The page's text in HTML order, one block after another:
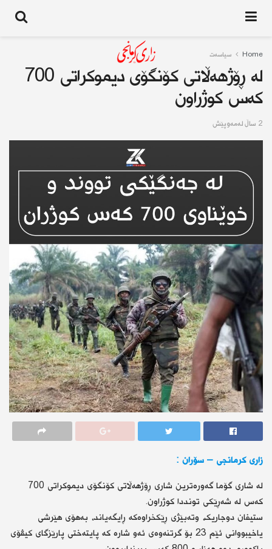
Home سیاسەت
لە ڕۆژهەڵاتی کۆنگۆی دیموکراتی 700
کەس کوژراون
2 ساڵ له‌مه‌وپێش
زارى كرمانجي – سۆران :
لە شاری گۆما گەورەترین شاری ڕۆژهەڵاتی کۆنگۆی دیموکراتی 700
کەس لە شەڕێکی تونددا کوژراون.
ستیفان دوجاریک، وتەبێژی ڕێکخراوەکە ڕایگەیاند، بەهۆی هێرشی
یاخیبووانی ئێم 23 بۆ گرتنەوەی ئەو شارە کە پایتەختی پارێزگای کیڤۆی